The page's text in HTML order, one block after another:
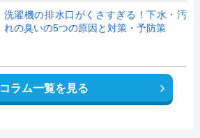
洗濯機の排水口がくさすぎる！下水・汚
れの臭いの5つの原因と対策・予防策
コラム一覧を見る